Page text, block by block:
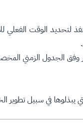
الوقت الفعلي
وفق الجدول الزمني
يبذلوها في سبيل تطوير